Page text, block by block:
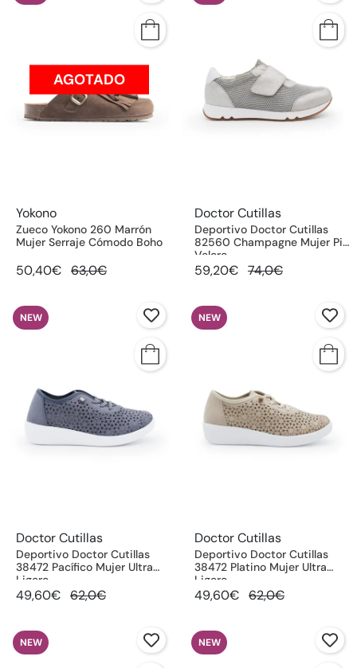
AGOTADO
Yokono
Zueco Yokono 260 Marrón
Mujer Serraje Cómodo Boho
50,40€ 63,0€
Doctor Cutillas
Deportivo Doctor Cutillas
82560 Champagne Mujer Piel
Velcro
59,20€ 74,0€
NEW
Doctor Cutillas
Deportivo Doctor Cutillas
38472 Pacífico Mujer Ultra
Ligero
49,60€ 62,0€
NEW
Doctor Cutillas
Deportivo Doctor Cutillas
38472 Platino Mujer Ultra
Ligero
49,60€ 62,0€
NEW NEW